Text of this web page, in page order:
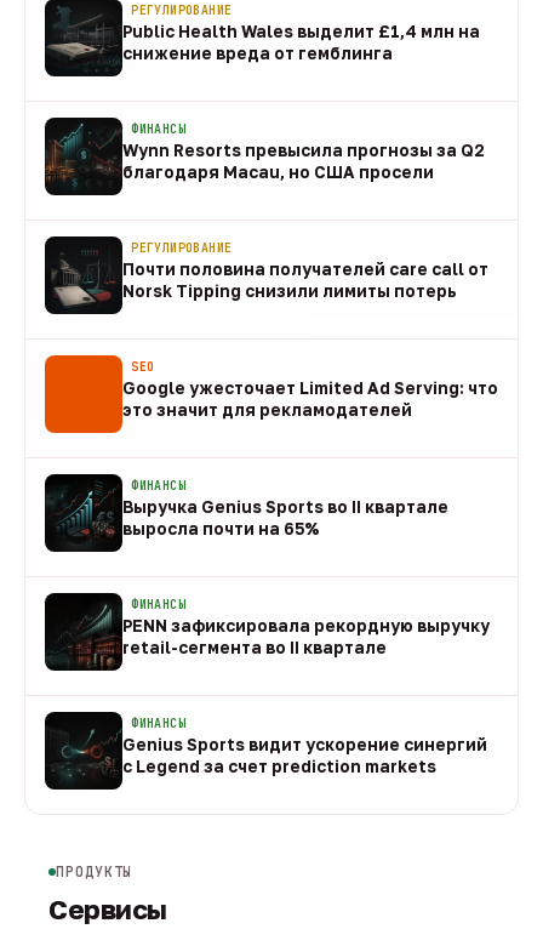
РЕГУЛИРОВАНИЕ
Public Health Wales выделит £1,4 млн на
снижение вреда от гемблинга
ФИНАНСЫ
Wynn Resorts превысила прогнозы за Q2
благодаря Macau, но США просели
РЕГУЛИРОВАНИЕ
Почти половина получателей care call от
Norsk Tipping снизили лимиты потерь
SEO
Google ужесточает Limited Ad Serving: что
это значит для рекламодателей
ФИНАНСЫ
Выручка Genius Sports во II квартале
выросла почти на 65%
ФИНАНСЫ
PENN зафиксировала рекордную выручку
retail-сегмента во II квартале
ФИНАНСЫ
Genius Sports видит ускорение синергий
с Legend за счет prediction markets
ПРОДУКТЫ
Сервисы